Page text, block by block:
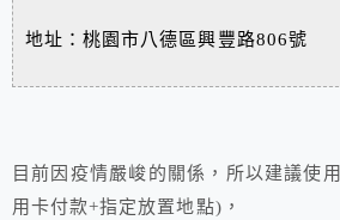
地址：桃園市八德區興豐路806號
目前因疫情嚴峻的關係，所以建議使用
用卡付款+指定放置地點)，